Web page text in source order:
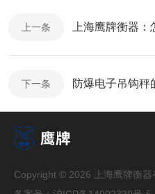
上一条
下一条 防爆电子吊钩秤
Copyright © 2026 上海鹰牌衡